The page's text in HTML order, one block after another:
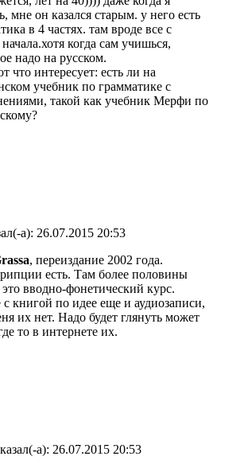
мне он казался старым. у него есть
в 4 частях. там вроде все с
когда сам учишься,
надо на русском.
что интересует: есть ли на
учебник по грамматике с
такой как учебник Мерфи по
а): 26.07.2015 20:53
, переиздание 2002 года.
есть. Там более половины
вводно-фонетический курс.
с книгой по идее еще и аудиозаписи,
их нет. Надо будет глянуть может
то в интернете их.
а): 26.07.2015 20:53